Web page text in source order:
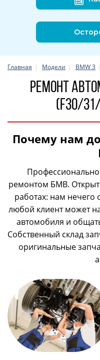
Главная Модели BMW 3
Ремонт
(F30/
Почему нам
ремонтом БМВ.
работах: нам нечего
любой клиент может
автомобиля и
Собственный склад
оригинальные